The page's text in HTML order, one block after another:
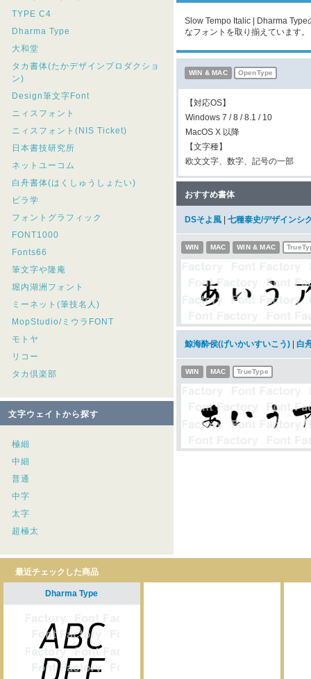
TYPE C4
Dharma Type
大和堂
タカ書体(たかデザインプロダクショ
ン)
Design筆文字Font
ニィスフォント
ニィスフォント(NIS Ticket)
日本書技研究所
ネットユーコム
白舟書体(はくしゅうしょたい)
ビラ学
フォントグラフィック
FONT1000
Fonts66
筆文字や隆庵
堀内湖洲フォント
ミーネット(筆技名人)
MopStudio/ミウラFONT
モトヤ
リコー
タカ倶楽部
文字ウェイトから探す
極細
中細
普通
中字
太字
超極太
Slow Tempo Italic | Dharma
なフォントを取り揃えています。
WIN & MAC OpenType
【対応OS】
Windows 7 / 8 / 8.1 / 10
MacOS X 以降
【文字種】
欧文文字、数字、記号の一部
おすすめ書体
DSそよ風 七種泰史/デザインシ
WIN MAC WIN & MAC
鯨海酔侯(げいかいすいこう) 白
WIN MAC TrueType
最近チェックした商品
Dharma Type